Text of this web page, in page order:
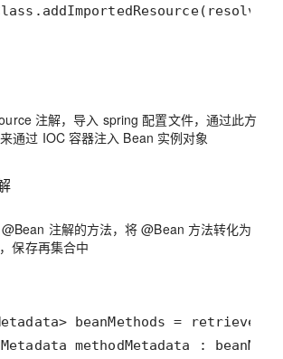
注解，导入 spring 配置文件，通过此方
通过 IOC 容器注入 Bean 实例对象
注解的方法，将 @Bean 方法转化为
保存再集合中